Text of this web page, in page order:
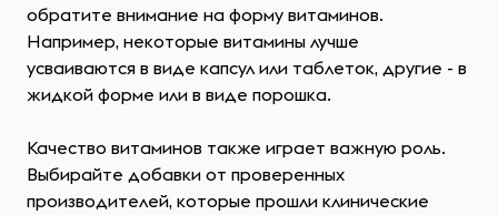
обратите внимание на форму витаминов.
Например, некоторые витамины лучше
усваиваются в виде капсул или таблеток, другие - в
жидкой форме или в виде порошка.
Качество витаминов также играет важную роль.
Выбирайте добавки от проверенных
производителей, которые прошли клинические